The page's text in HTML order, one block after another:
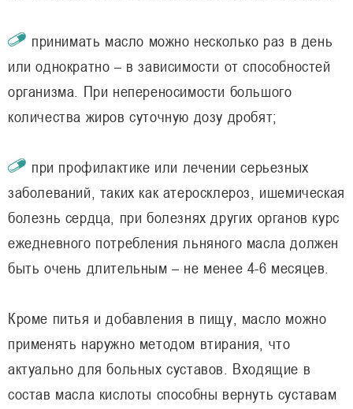
принимать масло можно несколько раз в день
или однократно – в зависимости от способностей
организма. При непереносимости большого
количества жиров суточную дозу дробят;
при профилактике или лечении серьезных
заболеваний, таких как атеросклероз, ишемическая
болезнь сердца, при болезнях других органов курс
ежедневного потребления льняного масла должен
быть очень длительным – не менее 4-6 месяцев.
Кроме питья и добавления в пищу, масло можно
применять наружно методом втирания, что
актуально для больных суставов. Входящие в
состав масла кислоты способны вернуть суставам